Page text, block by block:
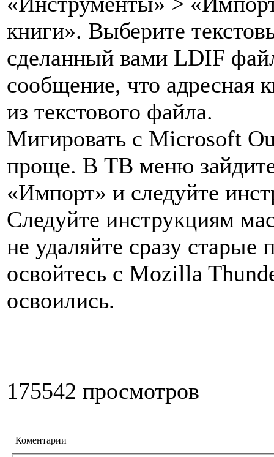
книги». Выберите
сделанный вами LDIF
сообщение, что адресная
из текстового файла.
Мигировать с Microsoft
проще. В TB меню
«Импорт» и следуйте
Следуйте инструкциям
не удаляйте сразу
освойтесь с Mozilla
освоились.
175542 просмотров
Коментарии